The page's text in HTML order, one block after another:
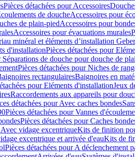
Pièces détachées pour Accessoires
de doucheAccessoires pour
de plain-piedAccessoires pour
Accessoires pour évacuations murales
minéral et éléments d’installation
d'installationPièces détachées pour
Séparations de douche pour douche de
Pièces détachées pour Niches de
rectangulairesBaignoires en
pour Eléments d'installationJeux
Raccordements aux appareils pour
détachées pour Avec caches bondes
Pièces détachées pour Vannes
Pièces détachées pour Caches
vidage excentriqueKits de finition
excentrique et arrivée d'eauKits de
Pièces détachées pour A déclenchement